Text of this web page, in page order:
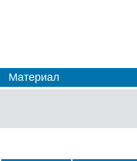
Материал